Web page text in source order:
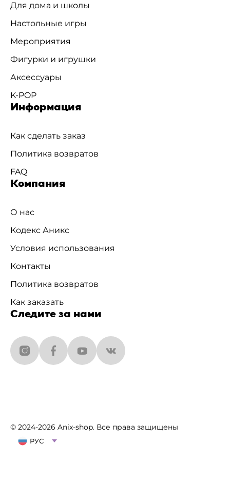
Для дома и школы
Настольные игры
Мероприятия
Фигурки и игрушки
Аксессуары
K-POP
Информация
Как сделать заказ
Политика возвратов
FAQ
Компания
О нас
Кодекс Аникс
Условия использования
Контакты
Политика возвратов
Как заказать
Следите за нами
© 2024-2026 Anix-shop. Все права защищены
РУС